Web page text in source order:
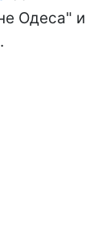
Одеса" и